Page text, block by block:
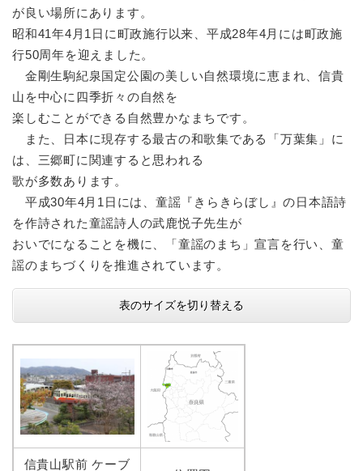
が良い場所にあります。
昭和41年4月1日に町政施行以来、平成28年4月には町政施
行50周年を迎えました。
金剛生駒紀泉国定公園の美しい自然環境に恵まれ、信貴
山を中心に四季折々の自然を
楽しむことができる自然豊かなまちです。
また、日本に現存する最古の和歌集である「万葉集」に
は、三郷町に関連すると思われる
歌が多数あります。
平成30年4月1日には、童謡『きらきらぼし』の日本語詩
を作詩された童謡詩人の武鹿悦子先生が
おいでになることを機に、「童謡のまち」宣言を行い、童
謡のまちづくりを推進されています。
表のサイズを切り替える
信貴山駅前 ケーブ